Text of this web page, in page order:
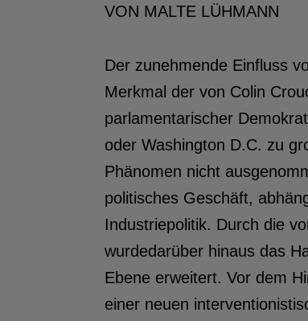
VON MALTE LÜHMANN
Der zunehmende Einfluss
Merkmal der von Colin
parlamentarischer
oder Washington D.C. zu
Phänomen nicht
politisches Geschäft,
Industriepolitik. Durch die
wurdedarüber hinaus das
Ebene erweitert. Vor dem
einer neuen